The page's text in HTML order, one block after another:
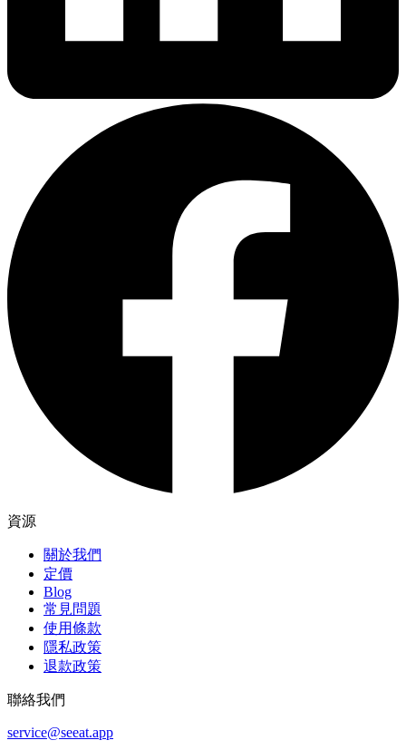
資源
關於我們
定價
Blog
常見問題
使用條款
隱私政策
退款政策
聯絡我們
service@seeat.app